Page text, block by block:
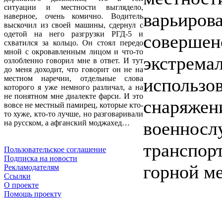
ситуации и местности выглядело,
наверное, очень комично. Водитель
выскочил из своей машины, сдернул с
одетой на него разгрузки РГД-5 и
схватился за кольцо. Он стоял передо
мной с окровавленным лицом и что-то
озлобленно говорил мне в ответ. И тут
до меня доходит, что говорит он не на
местном наречии, отдельные слова
которого я уже немного различал, а на
не понятном мне диалекте фарси. И это
вовсе не местный памирец, которые кто-
то хуже, кто-то лучше, но разговаривали
на русском, а афганский моджахед…
Пользовательское соглашение
Подписка на новости
Рекламодателям
Ссылки
О проекте
Помощь проекту
горной